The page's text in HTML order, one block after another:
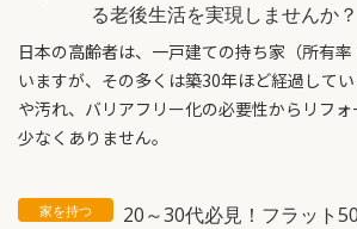
る老後生活を実現しませんか？
日本の高齢者は、一戸建ての持ち家（所有
いますが、その多くは築30年ほど経過して
や汚れ、バリアフリー化の必要性からリフ
少なくありません。
20～30代必見！フラット